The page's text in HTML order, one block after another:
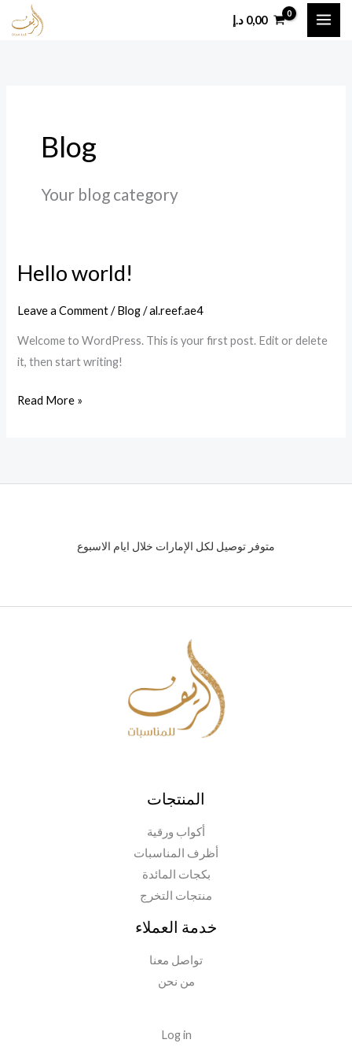
0,00 د.إ
Blog
Your blog category
Hello world!
Leave a Comment /Blog/al.reef.ae4
Welcome to WordPress. This is your first post. Edit or delete
it, then start writing!
Hello
Read More »
متوفر توصيل لكل الإمارات خلال ايام الاسبوع
المنتجات
أكواب ورقية
أظرف المناسبات
بكجات المائدة
منتجات التخرج
خدمة العملاء
تواصل معنا
من نحن
Log in